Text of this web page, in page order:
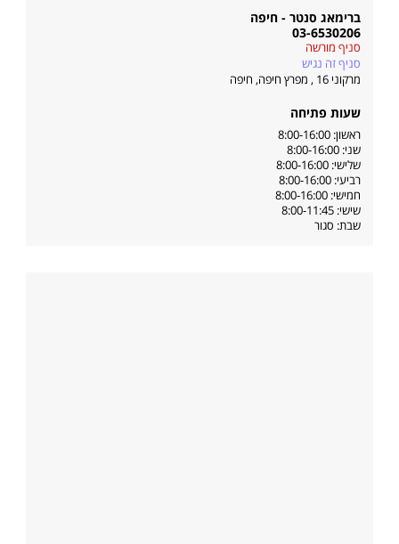
ברימאג סנטר - חיפה
03-6530206
סניף מורשה
סניף זה נגיש
מרקוני 16 , מפרץ חיפה
, חיפה
שעות פתיחה
ראשון: 8:00-16:00
שני: 8:00-16:00
שלישי: 8:00-16:00
רביעי: 8:00-16:00
חמישי: 8:00-16:00
שישי: 8:00-11:45
שבת: סגור